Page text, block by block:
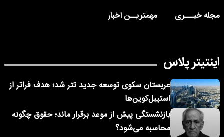
مجله خبـــری
مهمتریــن اخبار
اینتیتر پلاس
عربستان سکوی توسعه جدید تتر شد؛ هدف فراتر از
استیبل‌کوین‌ها
بازنشستگی پیش از موعد برقرار ماند؛ حقوق چگونه
محاسبه می‌شود؟